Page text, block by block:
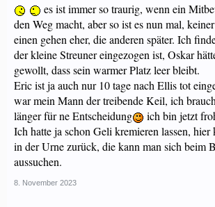
es ist immer so traurig, wenn ein
den Weg macht, aber so ist es nun mal,
einen gehen eher, die anderen später. Ich
der kleine Streuner eingezogen ist, Oskar
gewollt, dass sein warmer Platz leer bleibt.
Eric ist ja auch nur 10 tage nach Ellis tot
war mein Mann der treibende Keil, ich
länger für ne Entscheidung
ich bin jetzt
Ich hatte ja schon Geli kremieren lassen,
in der Urne zurück, die kann man sich beim
aussuchen.
8. November 2023